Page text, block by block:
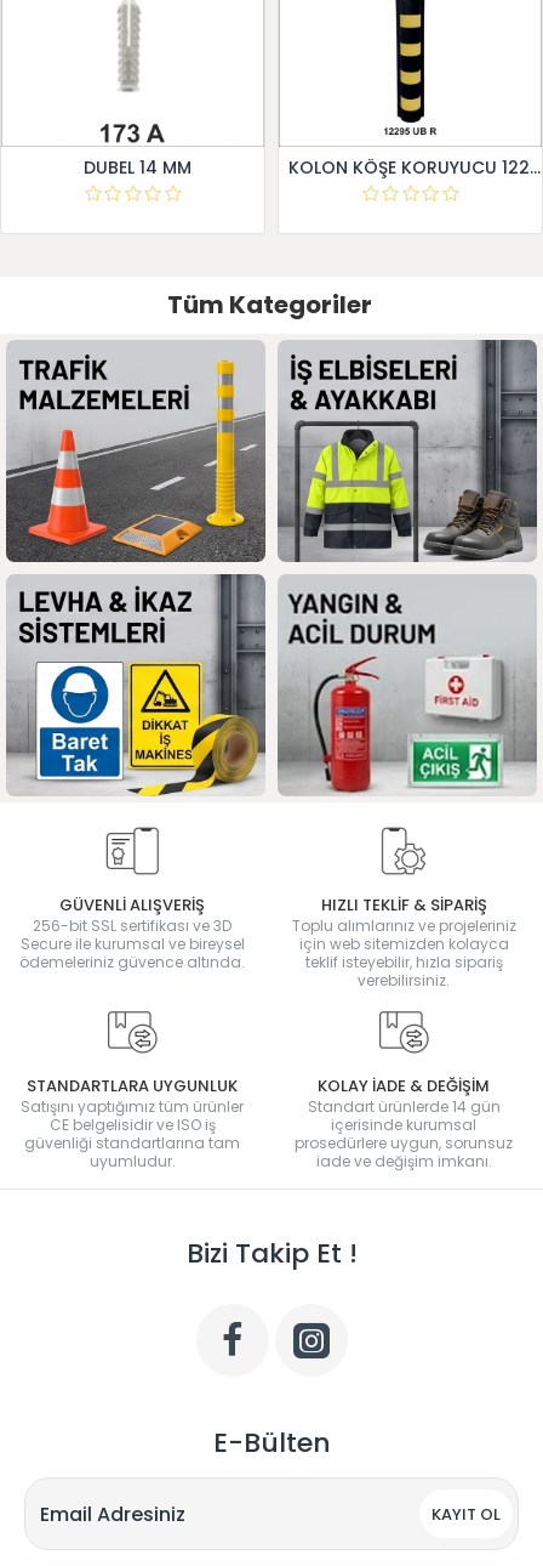
DUBEL 14 MM KOLON KÖŞE KORUYUCU 12295 UB R
Tüm Kategoriler
GÜVENLİ ALIŞVERİŞ
256-bit SSL sertifikası ve 3D
Secure ile kurumsal ve bireysel
ödemeleriniz güvence altında.
HIZLI TEKLİF & SİPARİŞ
Toplu alımlarınız ve projeleriniz
için web sitemizden kolayca
teklif isteyebilir, hızla sipariş
verebilirsiniz.
STANDARTLARA UYGUNLUK
Satışını yaptığımız tüm ürünler
CE belgelisidir ve ISO iş
güvenliği standartlarına tam
uyumludur.
KOLAY İADE & DEĞİŞİM
Standart ürünlerde 14 gün
içerisinde kurumsal
prosedürlere uygun, sorunsuz
iade ve değişim imkanı.
Bizi Takip Et !
E-Bülten
KAYIT OL